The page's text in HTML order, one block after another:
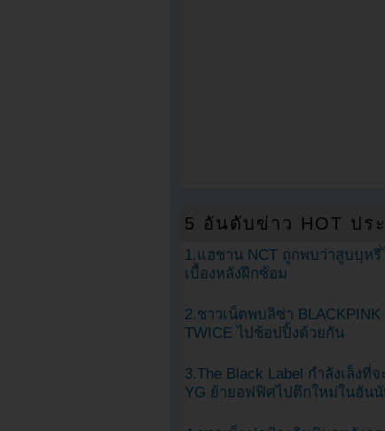
5 อันดับข่าว HOT ปร
1.แฮชาน NCT ถูกพบว่าสูบบุห
เบื้องหลังฝึกซ้อม
2.ชาวเน็ตพบลิซ่า
TWICE ไปช้อปปิ้งด้วยกัน
3.The Black Label กำลังเล็งที่
YG ย้ายอฟฟิศไปตึกใหม่ในฮัน